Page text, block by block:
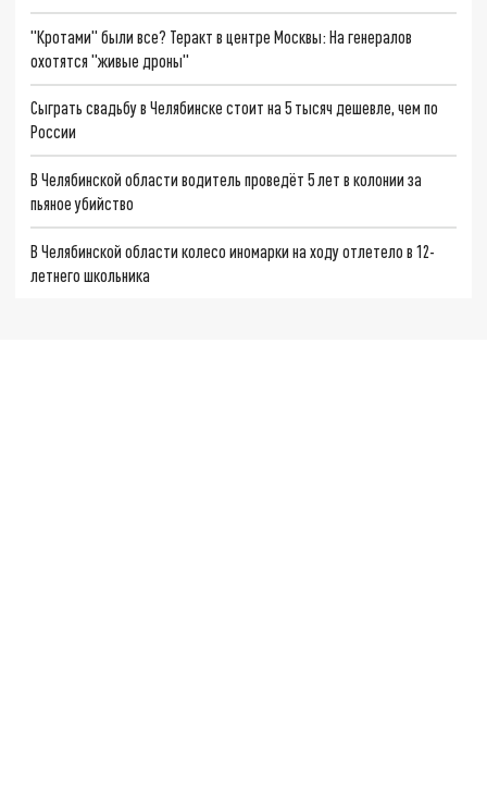
"Кротами" были все? Теракт в центре Москвы: На генералов
охотятся "живые дроны"
Сыграть свадьбу в Челябинске стоит на 5 тысяч дешевле, чем по
России
В Челябинской области водитель проведёт 5 лет в колонии за
пьяное убийство
В Челябинской области колесо иномарки на ходу отлетело в 12-
летнего школьника